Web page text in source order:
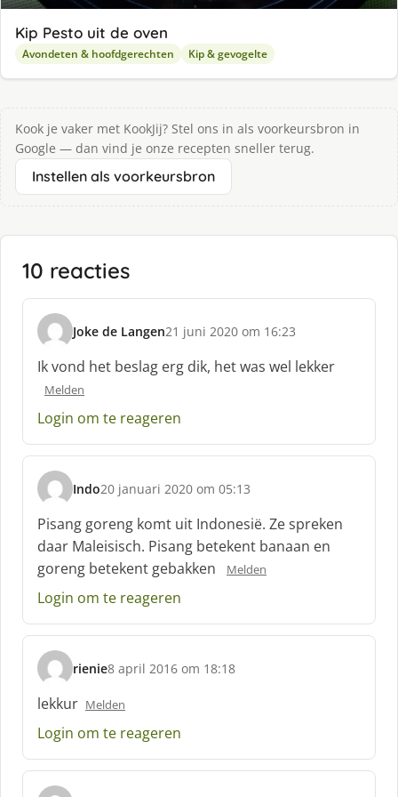
Kip Pesto uit de oven
Avondeten & hoofdgerechten Kip & gevogelte
Kook je vaker met KookJij? Stel ons in als voorkeursbron in
Google — dan vind je onze recepten sneller terug.
Instellen als voorkeursbron
10 reacties
Joke de Langen
s
c
h
e
f
21 juni 2020 om 16:23
Ik vond het beslag erg dik, het was wel lekker
Melden
Login om te reageren
Indo
s
c
h
r
e
e
:
20 januari 2020 om 05:13
Pisang goreng komt uit Indonesië. Ze spreken
daar Maleisisch. Pisang betekent banaan en
goreng betekent gebakken
Melden
Login om te reageren
rienie
s
c
h
r
e
f
8 april 2016 om 18:18
lekkur Melden
Login om te reageren